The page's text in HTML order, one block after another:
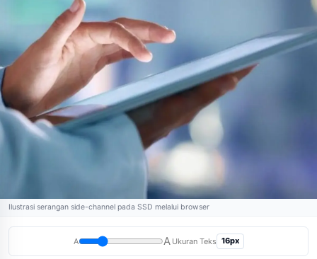
Ilustrasi serangan side-channel pada SSD melalui browser
A A Ukuran Teks 16px